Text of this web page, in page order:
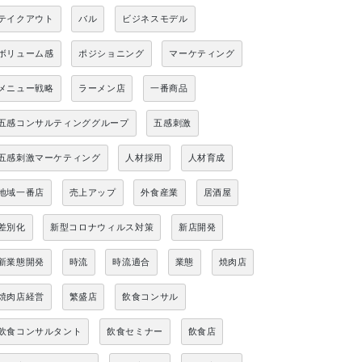
イクアウト バル ビジネスモデル
リューム感 ポジショニング マーケティング
ニュー戦略 ラーメン店 一番商品
感コンサルティンググループ 五感刺激
感刺激マーケティング 人材採用 人材育成
域一番店 売上アップ 外食産業 居酒屋
別化 新型コロナウィルス対策 新店開発
業態開発 時流 時流適合 業態 焼肉店
肉店経営 繁盛店 飲食コンサル
食コンサルタント 飲食セミナー 飲食店